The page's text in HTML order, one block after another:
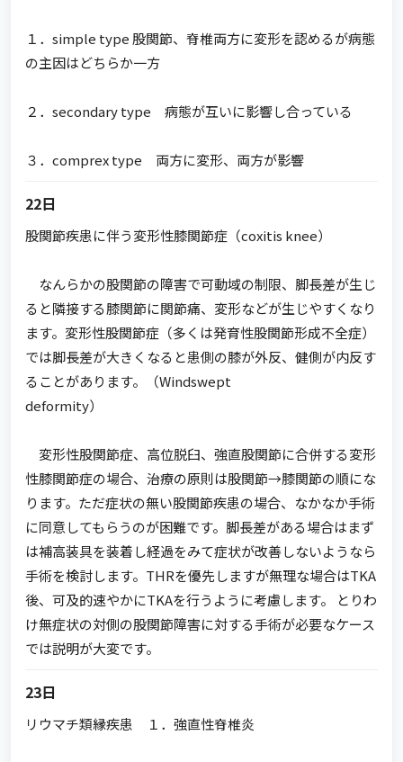
１．simple type 股関節、脊椎両方に変形を認めるが病態
の主因はどちらか一方
２．secondary type 病態が互いに影響し合っている
３．comprex type 両方に変形、両方が影響
22日
股関節疾患に伴う変形性膝関節症（coxitis knee）
なんらかの股関節の障害で可動域の制限、脚長差が生じ
ると隣接する膝関節に関節痛、変形などが生じやすくなり
ます。変形性股関節症（多くは発育性股関節形成不全症）
では脚長差が大きくなると患側の膝が外反、健側が内反す
ることがあります。（Windswept
deformity）
変形性股関節症、高位脱臼、強直股関節に合併する変形
性膝関節症の場合、治療の原則は股関節→膝関節の順にな
ります。ただ症状の無い股関節疾患の場合、なかなか手術
に同意してもらうのが困難です。脚長差がある場合はまず
は補高装具を装着し経過をみて症状が改善しないようなら
手術を検討します。THRを優先しますが無理な場合はTKA
後、可及的速やかにTKAを行うように考慮します。 とりわ
け無症状の対側の股関節障害に対する手術が必要なケース
では説明が大変です。
23日
リウマチ類縁疾患 １．強直性脊椎炎